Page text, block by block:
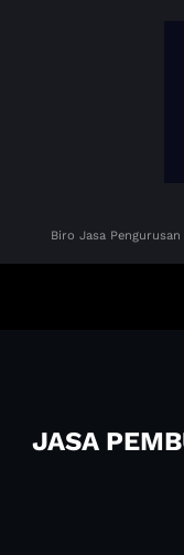
Biro Jasa
JASA